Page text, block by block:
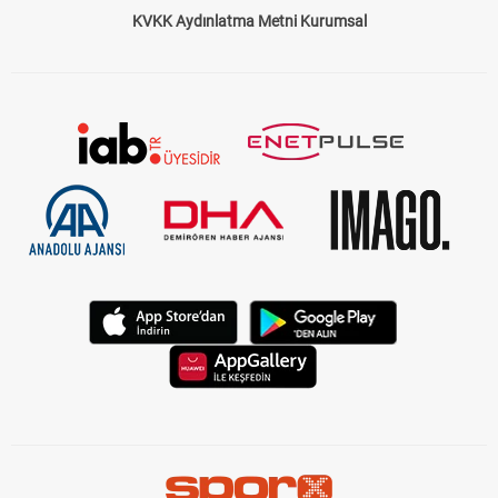
KVKK Aydınlatma Metni Kurumsal